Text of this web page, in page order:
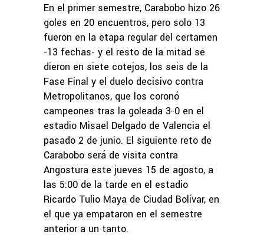
En el primer semestre, Carabobo hizo 26
goles en 20 encuentros, pero solo 13
fueron en la etapa regular del certamen
-13 fechas- y el resto de la mitad se
dieron en siete cotejos, los seis de la
Fase Final y el duelo decisivo contra
Metropolitanos, que los coronó
campeones tras la goleada 3-0 en el
estadio Misael Delgado de Valencia el
pasado 2 de junio. El siguiente reto de
Carabobo será de visita contra
Angostura este jueves 15 de agosto, a
las 5:00 de la tarde en el estadio
Ricardo Tulio Maya de Ciudad Bolívar, en
el que ya empataron en el semestre
anterior a un tanto.